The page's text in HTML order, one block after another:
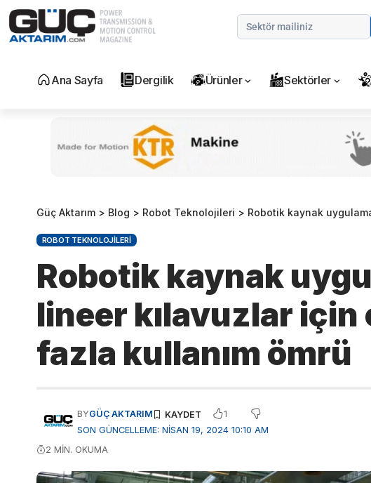
Ana Sayfa Dergilik Ürünler Sektörler
Güç Aktarım > Blog > Robot Teknolojileri > Robotik kaynak
ROBOT TEKNOLOJILERI
Robotik kaynak
lineer kılavuzlar için
fazla kullanım ömrü
SON GÜNCELLEME: NISAN 19, 2024 10:10 AM
BYGÜÇ AKTARIM 1
2 MIN. OKUMA